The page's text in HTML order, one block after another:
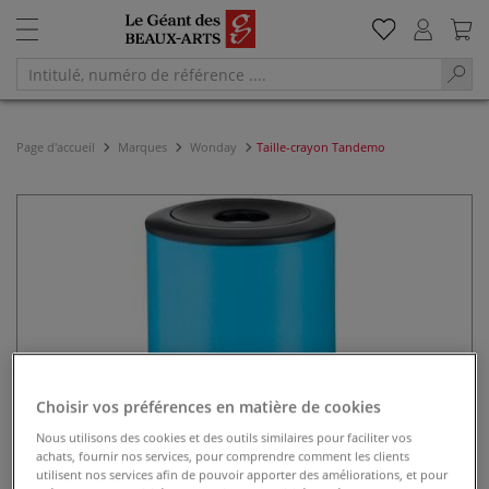
Page d'accueil Marques Wonday Taille-crayon Tandemo
Choisir vos préférences en matière de cookies
Nous utilisons des cookies et des outils similaires pour faciliter vos
achats, fournir nos services, pour comprendre comment les clients
utilisent nos services afin de pouvoir apporter des améliorations, et pour